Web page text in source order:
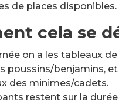
de places disponibles.
cela se
on a les tableaux
poussins/benjamins, et
des minimes/cadets.
restent sur la